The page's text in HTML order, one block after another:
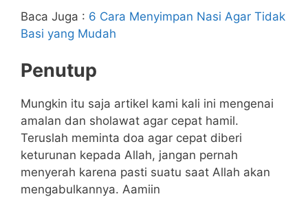
Baca Juga : 6 Cara Menyimpan Nasi Agar Tidak
Basi yang Mudah
Penutup
Mungkin itu saja artikel kami kali ini mengenai
amalan dan sholawat agar cepat hamil.
Teruslah meminta doa agar cepat diberi
keturunan kepada Allah, jangan pernah
menyerah karena pasti suatu saat Allah akan
mengabulkannya. Aamiin